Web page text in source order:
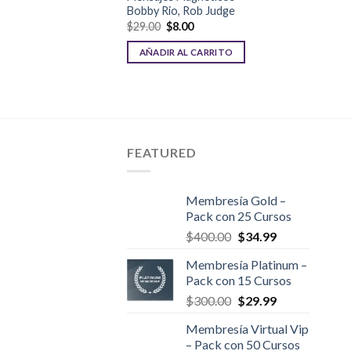
Bobby Rio, Rob Judge
$29.00 El
precio
original
era:
$8.00El
actual
es:
AÑADIR AL CARRITO
FEATURED
Membresía Gold –
Pack con 25 Cursos
$400.00 El
original
era:
$400.00.
$34.99El
actual
es:
$34.99.
Membresía Platinum –
Pack con 15 Cursos
$300.00 El
original
$29.99El
actual
Membresía Virtual Vip
– Pack con 50 Cursos